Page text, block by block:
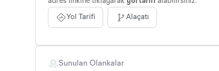
Yol Tarifi Alaçatı
Sunulan Olankalar